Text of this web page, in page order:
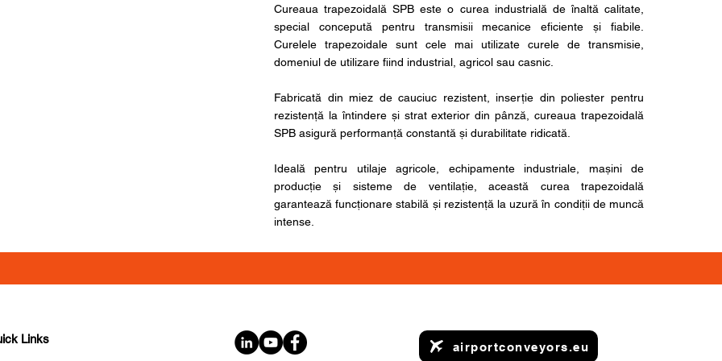
Cureaua trapezoidală SPB este o curea industrială de înaltă calitate,
special concepută pentru transmisii mecanice eficiente și fiabile.
Curelele trapezoidale sunt cele mai utilizate curele de transmisie,
domeniul de utilizare fiind industrial, agricol sau casnic.
Fabricată din miez de cauciuc rezistent, inserție din poliester pentru
rezistență la întindere și strat exterior din pânză, cureaua trapezoidală
SPB asigură performanță constantă și durabilitate ridicată.
Ideală pentru utilaje agricole, echipamente industriale, mașini de
producție și sisteme de ventilație, această curea trapezoidală
garantează funcționare stabilă și rezistență la uzură în condiții de muncă
intense.
Links
airportconveyors.eu